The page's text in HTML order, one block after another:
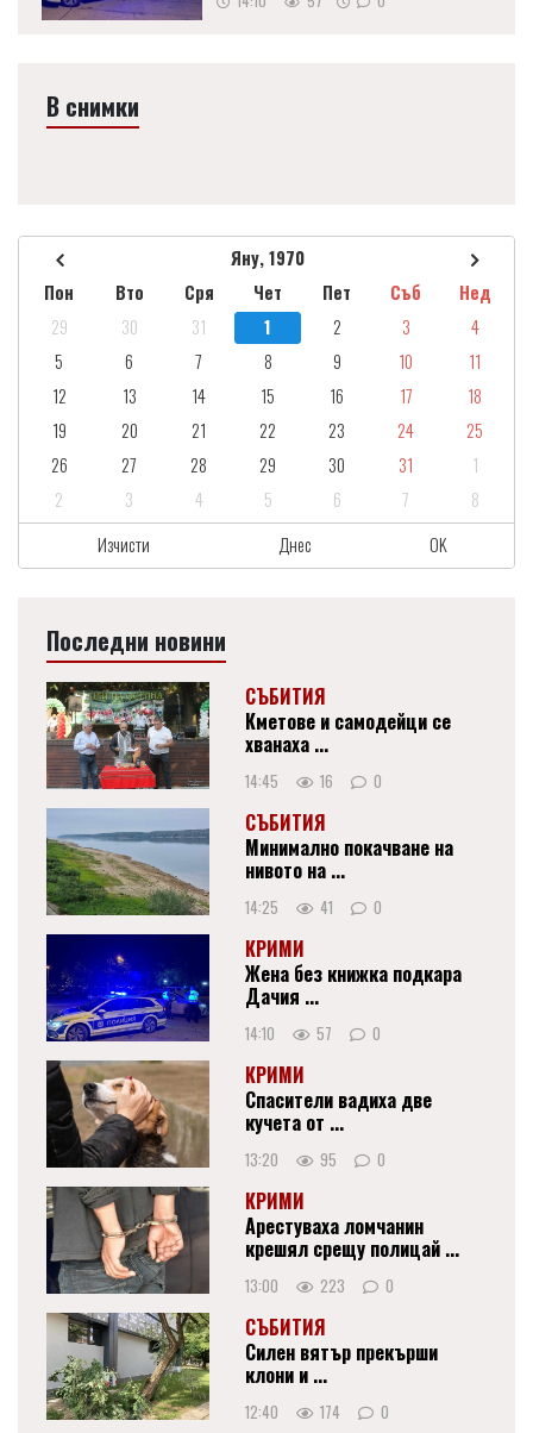
В снимки
Яну, 1970
Пон
Вто Сря Чет Пет Съб
Нед
29
30 31 1 2 3
4
5
6 7 8 9 10
11
12
13 14 15 16 17
18
19
20 21 22 23 24
25
26
27 28 29 30 31
1
2
3 4 5 6 7
8
Изчисти
Днес OK
Последни новини
СЪБИТИЯ
Кметове и самодейци се
хванаха ...
14:45 16 0
СЪБИТИЯ
Минимално покачване на
нивото на ...
14:25 41 0
КРИМИ
Жена без книжка подкара
Дачия ...
14:10 57 0
КРИМИ
Спасители вадиха две
кучета от ...
13:20 95 0
КРИМИ
Арестуваха ломчанин
крешял срещу полицай ...
13:00 223 0
СЪБИТИЯ
Силен вятър прекърши
клони и ...
12:40 174 0